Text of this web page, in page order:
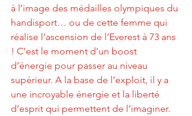
à l’image des médailles olympiques du
handisport… ou de cette femme qui
réalise l’ascension de l’Everest à 73 ans
! C’est le moment d’un boost
d’énergie pour passer au niveau
supérieur. A la base de l’exploit, il y a
une incroyable énergie et la liberté
d’esprit qui permettent de l’imaginer.